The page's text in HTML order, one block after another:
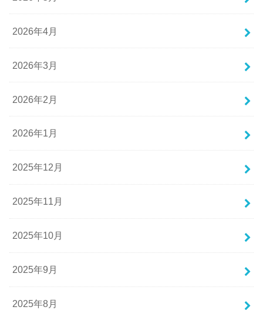
2026年4月
2026年3月
2026年2月
2026年1月
2025年12月
2025年11月
2025年10月
2025年9月
2025年8月